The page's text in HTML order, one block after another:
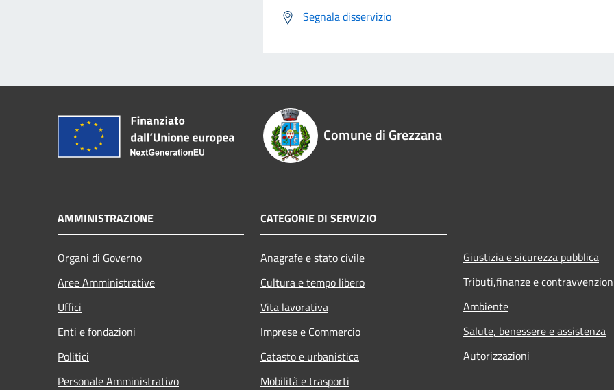
Segnala disservizio
Comune di Grezzana
AMMINISTRAZIONE
Organi di Governo
Aree Amministrative
Uffici
Enti e fondazioni
Politici
Personale Amministrativo
CATEGORIE DI SERVIZIO
Anagrafe e stato civile
Cultura e tempo libero
Vita lavorativa
Imprese e Commercio
Catasto e urbanistica
Mobilità e trasporti
Giustizia e sicurezza pubblica
Tributi,finanze e
Ambiente
Salute, benessere e assistenza
Autorizzazioni